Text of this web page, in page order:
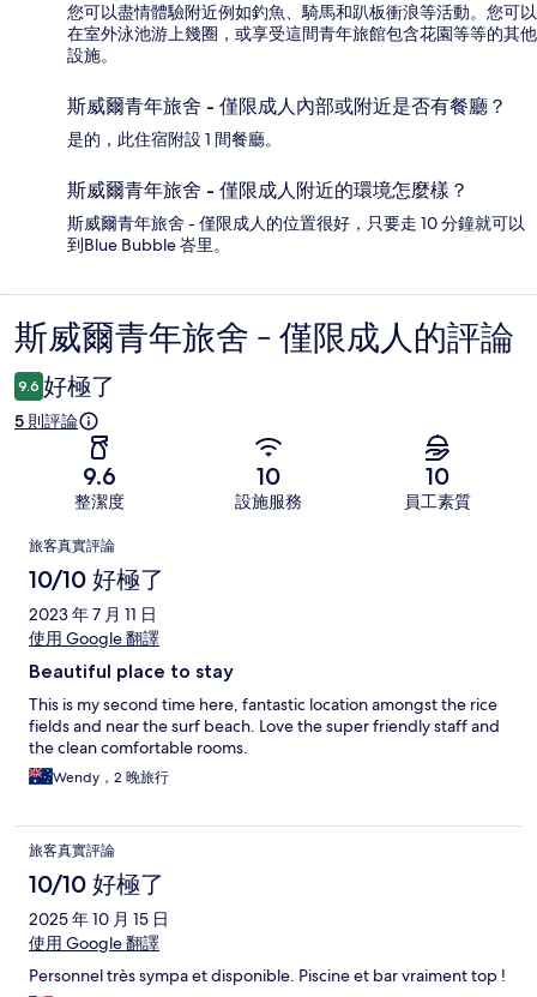
您可以盡情體驗附近例如釣魚、騎馬和趴板衝浪等活動。您可以
在室外泳池游上幾圈，或享受這間青年旅館包含花園等等的其他
設施。
斯威爾青年旅舍 - 僅限成人內部或附近是否有餐廳？
是的，此住宿附設 1 間餐廳。
斯威爾青年旅舍 - 僅限成人附近的環境怎麼樣？
斯威爾青年旅舍 - 僅限成人的位置很好，只要走 10 分鐘就可以
到Blue Bubble 峇里。
評
論
斯威爾青年旅舍 - 僅限成人的評論
9.6 好極了
5 則評論
9.6
整潔度
10
設施服務
10
員工素質
評
論
旅客真實評論
10/10 好極了
2023 年 7 月 11 日
使用 Google 翻譯
Beautiful place to stay
This is my second time here, fantastic location amongst the rice
fields and near the surf beach. Love the super friendly staff and
the clean comfortable rooms.
Wendy，2 晚旅行
旅客真實評論
10/10 好極了
2025 年 10 月 15 日
使用 Google 翻譯
Personnel très sympa et disponible. Piscine et bar vraiment top !